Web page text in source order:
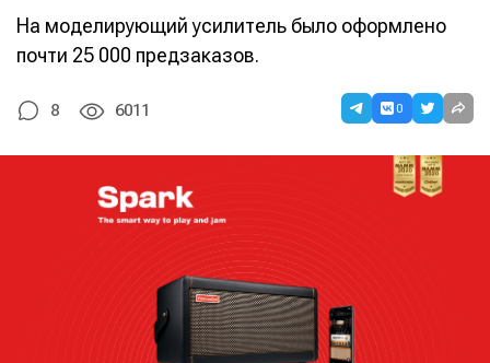
На моделирующий усилитель было оформлено
почти 25 000 предзаказов.
8 6011 0